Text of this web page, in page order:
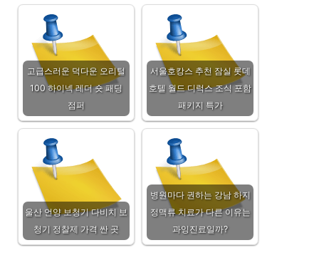
고급스러운 덕다운 오리털
100 하이넥 레더 숏 패딩
점퍼
서울호캉스 추천 잠실 롯데
호텔 월드 디럭스 조식 포함
패키지 특가
울산 언양 보청기 다비치 보
청기 정찰제 가격 싼 곳
병원마다 권하는 강남 하지
정맥류 치료가 다른 이유는
과잉진료일까?